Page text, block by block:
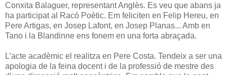
Conxita Balaguer, representant Anglès. Es veu que abans ja
ha participat al Racó Poètic. Em feliciten en Felip Hereu, en
Pere Artigas, en Josep Lafont, en Josep Planas... Amb en
Tano i la Blandinne ens fonem en una forta abraçada.
L’acte acadèmic el realitza en Pere Costa. Tendeix a ser una
apologia de la feina docent i de la professió de mestre des